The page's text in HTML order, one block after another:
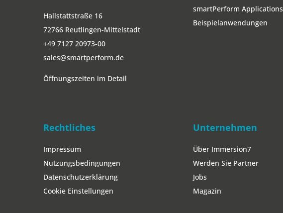
Hallstattstraße 16
72766 Reutlingen-Mittelstadt
+49 7127 20973-00
sales@smartperform.de
Öffnungszeiten im Detail
smartPerform Applications
Beispielanwendungen
Rechtliches
Impressum
Nutzungsbedingungen
Datenschutzerklärung
Cookie Einstellungen
Unternehmen
Über Immersion7
Werden Sie Partner
Jobs
Magazin